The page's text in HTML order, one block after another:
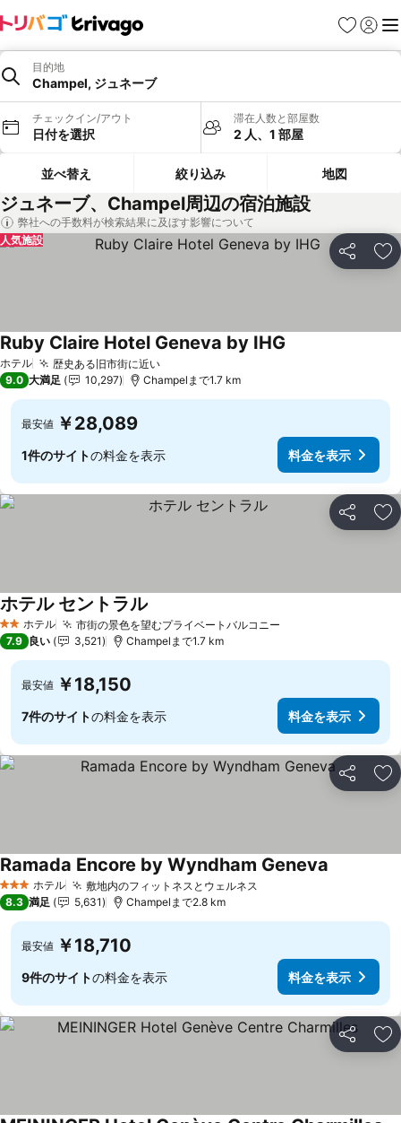
お気に入り
ログイ
メ
目的地
Champel, ジュネーブ
チェックイン/アウト
日付を選択
滞在人数と部屋数
2 人、1 部屋
並べ替え 絞り込み 地図
ジュネーブ、Champel周辺の宿泊施設
弊社への手数料が検索結果に及ぼす影響について
シェア お
人気施設
ホテル 歴史ある旧市街に近い
Ruby Claire Hotel Geneva by IHG
9.0 大満足 10,297 Champelまで1.7 km
最安値 ￥28,089
1件のサイトの料金を表示 料金を表示
シェア お
2 ホテルのランク
ホテル 市街の景色を望むプライベートバルコニー
ホテル セントラル
7.9 良い 3,521 Champelまで1.7 km
最安値 ￥18,150
7件のサイトの料金を表示 料金を表示
シェア お
3 ホテルのランク
ホテル 敷地内のフィットネスとウェルネス
Ramada Encore by Wyndham Geneva
8.3 満足 5,631 Champelまで2.8 km
最安値 ￥18,710
9件のサイトの料金を表示 料金を表示
シェア お